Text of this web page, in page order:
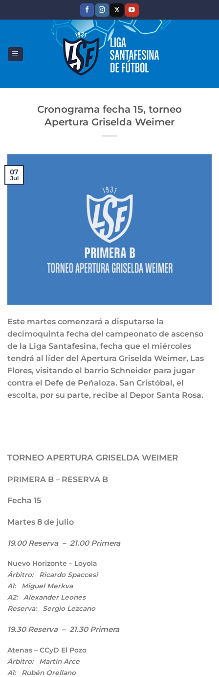
Cronograma fecha 15, torneo
Apertura Griselda Weimer
07
Jul
Este martes comenzará a disputarse la
decimoquinta fecha del campeonato de ascenso
de la Liga Santafesina, fecha que el miércoles
tendrá al líder del Apertura Griselda Weimer, Las
Flores, visitando el barrio Schneider para jugar
contra el Defe de Peñaloza. San Cristóbal, el
escolta, por su parte, recibe al Depor Santa Rosa.
TORNEO APERTURA GRISELDA WEIMER
PRIMERA B – RESERVA B
Fecha 15
Martes 8 de julio
19.00 Reserva – 21.00 Primera
Nuevo Horizonte – Loyola
Árbitro: Ricardo Spaccesi
A1: Miguel Merkva
A2: Alexander Leones
Reserva: Sergio Lezcano
19.30 Reserva – 21.30 Primera
Atenas – CCyD El Pozo
Árbitro: Martín Arce
A1: Rubén Orellano